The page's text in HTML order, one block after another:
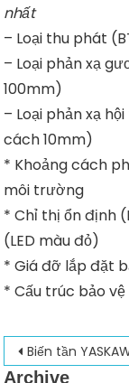
nhất
– Loại thu phát
– Loại phản xạ
100mm)
– Loại phản xạ
cách 10mm)
* Khoảng cách
môi trường
* Chỉ thị ổn định
(LED màu đỏ)
* Giá đỡ lắp đặt
* Cấu trúc bảo vệ
Điều
Biến tần YASKAWA A1000 cho các ứng dụng
Archive